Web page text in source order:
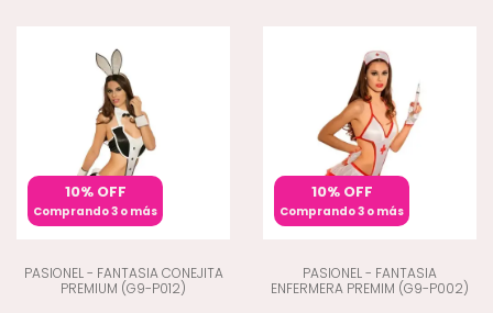
10% OFF
Comprando 3 o más
PASIONEL - FANTASIA CONEJITA
PREMIUM (G9-P012)
10% OFF
Comprando 3 o más
PASIONEL - FANTASIA
ENFERMERA PREMIM (G9-P002)